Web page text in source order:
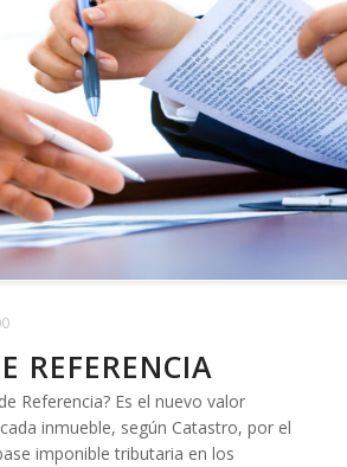
REFERENCIA
Referencia? Es el nuevo valor
inmueble, según Catastro, por el
imponible tributaria en los